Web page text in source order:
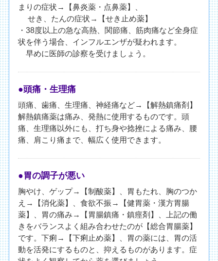
まりの症状→【鼻炎薬・点鼻薬】、
せき、たんの症状→【せき止め薬】
・38度以上の急な高熱、関節痛、筋肉痛など全身症
状を伴う場合、インフルエンザが疑われます。
早めに医師の診察を受けましょう。
●頭痛・生理痛
頭痛、歯痛、生理痛、神経痛など→【解熱鎮痛剤】
解熱鎮痛薬は痛み、発熱に使用するものです。頭
痛、生理痛以外にも、打ち身や捻挫による痛み、腰
痛、肩こり痛まで、幅広く使用できます。
●胃の調子が悪い
胸やけ、ゲップ→【制酸薬】、胃もたれ、胸のつか
え→【消化薬】、食欲不振→【健胃薬・漢方胃腸
薬】、胃の痛み→【胃腸鎮痛・鎮痙剤】、上記の働
きをバランスよく組み合わせたのが【総合胃腸薬】
です。下痢→【下痢止め薬】、胃の薬には、胃の活
動を活発にするものと、抑えるものがあります。症